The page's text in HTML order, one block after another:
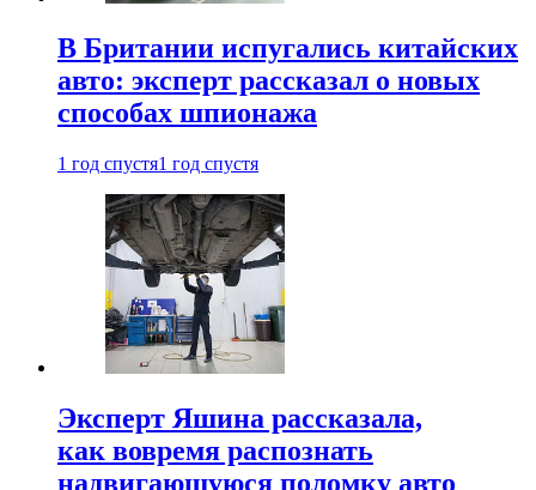
В Британии испугались китайских
авто: эксперт рассказал о новых
способах шпионажа
1 год спустя1 год спустя
Эксперт Яшина рассказала,
как вовремя распознать
надвигающуюся поломку авто